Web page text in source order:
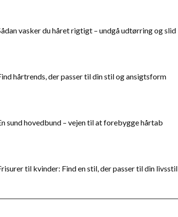
vasker du håret rigtigt – undgå udtørring og slid
hårtrends, der passer til din stil og ansigtsform
sund hovedbund – vejen til at forebygge hårtab
til kvinder: Find en stil, der passer til din livsstil